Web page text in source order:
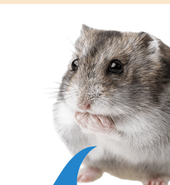
область, ​Круговая
м. Электросила
ул. Решетникова,